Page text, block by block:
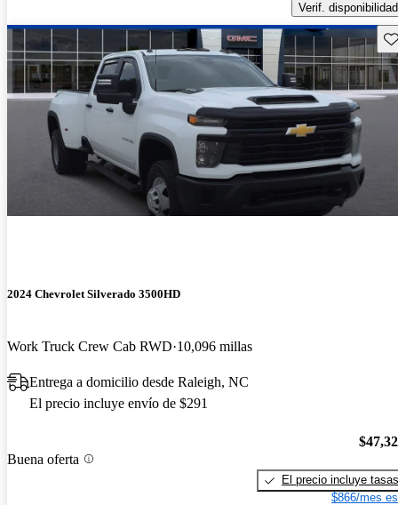
Verif. disponibilidad
2024 Chevrolet Silverado 3500HD
Work Truck Crew Cab RWD 10,096 millas
Entrega a domicilio desde Raleigh, NC
El precio incluye envío de $291
Buena oferta
El precio incluye tasas
$866/mes